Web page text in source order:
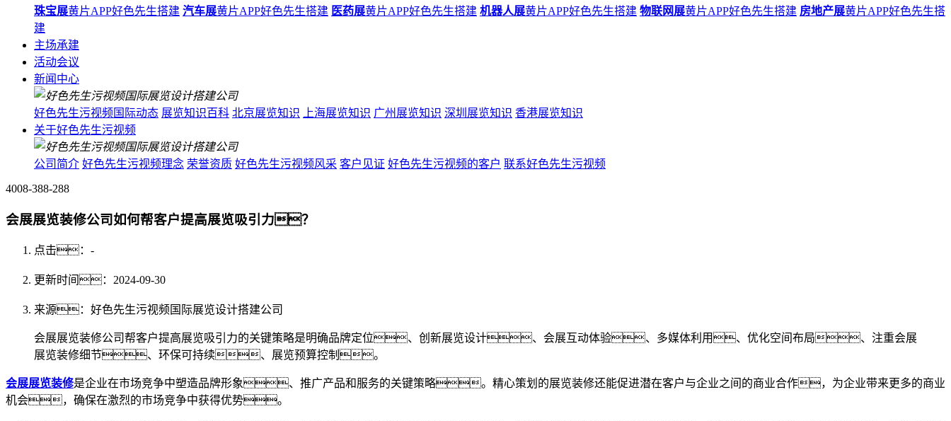
珠宝展黄片APP好色先生搭建 汽车展黄片APP好色先生搭建 医药展黄片APP好色先生搭建 机器人展黄片APP好色先生搭建 物联网展黄片APP好色先生搭建 房地产展黄片APP好色先生搭
建
主场承建
活动会议
新闻中心
好色先生污视频国际动态 展览知识百科 北京展览知识 上海展览知识 广州展览知识 深圳展览知识 香港展览知识
关于好色先生污视频
公司简介 好色先生污视频理念 荣誉资质 好色先生污视频风采 客户见证 好色先生污视频的客户 联系好色先生污视频
4008-388-288
会展展览装修公司如何帮客户提高展览吸引力？
点击： -
更新时间：2024-09-30
来源：好色先生污视频国际展览设计搭建公司
会展展览装修公司帮客户提高展览吸引力的关键策略是明确品牌定位、创新展览设计、会展互动体验、多媒体利用、优化空间布局、注重会展
展览装修细节、环保可持续、展览预算控制。
会展展览装修是企业在市场竞争中塑造品牌形象、推广产品和服务的关键策略。精心策划的展览装修还能促进潜在客户与企业之间的商业合作，为企业带来更多的商业
机会，确保在激烈的市场竞争中获得优势。